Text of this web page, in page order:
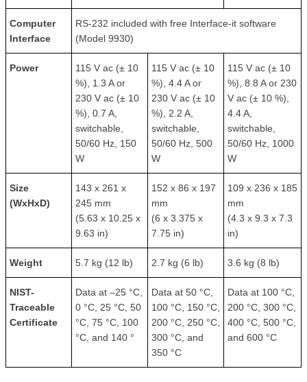
Computer
Interface
RS-232 included with free Interface-it software
(Model 9930)
Power
115 V ac (± 10
%), 1.3 A or
230 V ac (± 10
%), 0.7 A,
switchable,
50/60 Hz, 150
W
115 V ac (± 10
%), 4.4 A or
230 V ac (± 10
%), 2.2 A,
switchable,
50/60 Hz, 500
W
115 V ac (± 10
%), 8.8 A or 230
V ac (± 10 %),
4.4 A,
switchable,
50/60 Hz, 1000
W
Size
(WxHxD)
143 x 261 x
245 mm
(5.63 x 10.25 x
9.63 in)
152 x 86 x 197
mm
(6 x 3.375 x
7.75 in)
109 x 236 x 185
mm
(4.3 x 9.3 x 7.3
in)
Weight 5.7 kg (12 lb) 2.7 kg (6 lb) 3.6 kg (8 lb)
NIST-
Traceable
Certificate
Data at –25 °C,
0 °C, 25 °C, 50
°C, 75 °C, 100
°C, and 140 °
Data at 50 °C,
100 °C, 150 °C,
200 °C, 250 °C,
300 °C, and
350 °C
Data at 100 °C,
200 °C, 300 °C,
400 °C, 500 °C,
and 600 °C